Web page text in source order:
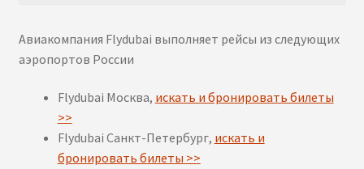
Авиакомпания Flydubai выполняет рейсы из следующих
аэропортов России
Flydubai Москва, искать и бронировать билеты
>>
Flydubai Санкт-Петербург, искать и
бронировать билеты >>